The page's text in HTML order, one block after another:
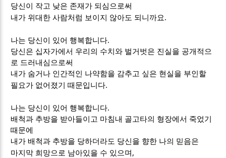
당신이 작고 낮은 존재가 되심으로써
내가 위대한 사람처럼 보이지 않아도 되니까요.
나는 당신이 있어 행복합니다.
당신은 십자가에서 우리의 수치와 벌거벗은 진실을 공개적으
로 드러내심으로써
내가 숨거나 인간적인 나약함을 감추고 싶은 현실을 부인할
필요가 없어졌기 때문입니다.
나는 당신이 있어 행복합니다.
배척과 추방을 받아들이고 마침내 골고타의 형장에서 죽었기
때문에
내가 배척과 추방을 당하더라도 당신을 향한 나의 믿음은
마지막 희망으로 남아있을 수 있으며 ,